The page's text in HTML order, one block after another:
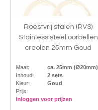
Roestvrij stalen (RVS)
Stainless steel oorbellen
creolen 25mm Goud
Maat:
ca. 25mm (Ø20mm)
Inhoud:
2 sets
Kleur:
Goud
Prijs:
Inloggen voor prijzen